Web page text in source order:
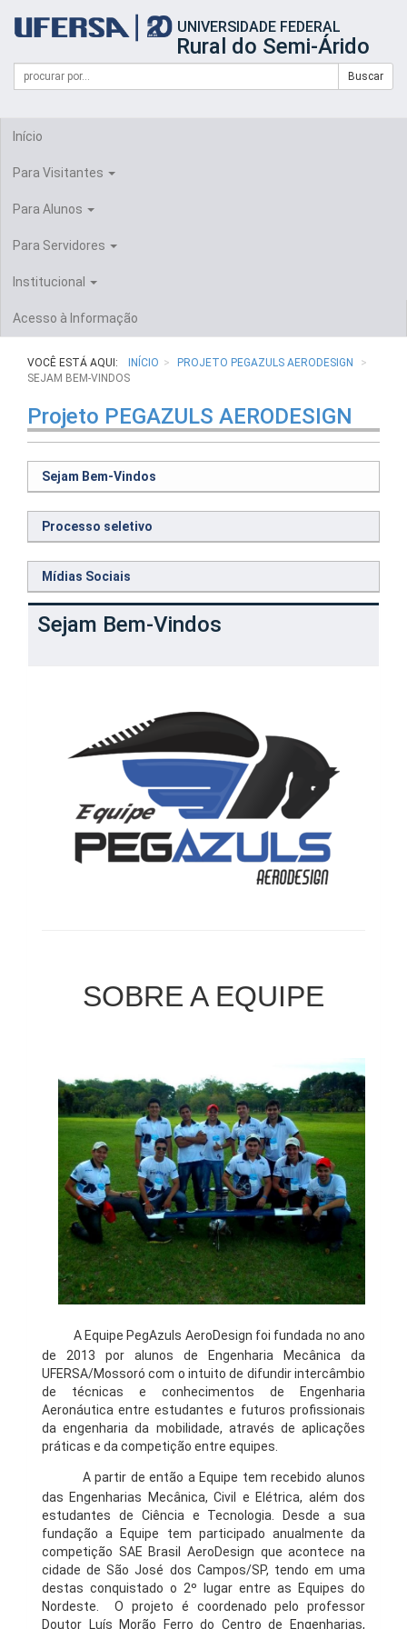
portal
UFERSA
UNIVERSIDADE FEDERAL
Rural do Semi-Árido
Formulário
Busca
Campo
de
Buscar
Início
Para Visitantes
Para Alunos
Para Servidores
Institucional
Acesso à Informação
VOCÊ ESTÁ AQUI: INÍCIO
PROJETO PEGAZULS AERODESIGN
SEJAM BEM-VINDOS
Projeto PEGAZULS AERODESIGN
Sejam Bem-Vindos
Processo seletivo
Mídias Sociais
Sejam Bem-Vindos
SOBRE A EQUIPE
A Equipe PegAzuls AeroDesign foi fundada no ano
de 2013 por alunos de Engenharia
Mecânica da
UFERSA/Mossoró com o intuito de difundir intercâmbio
de técnicas e conhecimentos de Engenharia
Aeronáutica entre estudantes e futuros profissionais
da engenharia da mobilidade, através de aplicações
práticas e da competição entre equipes.
A partir de então a Equipe tem recebido alunos
das Engenharias Mecânica, Civil e Elétrica, além dos
estudantes de Ciência e Tecnologia. Desde a sua
fundação a Equipe tem participado anualmente da
competição SAE Brasil AeroDesign que acontece na
cidade de São José dos Campos/SP, tendo em uma
destas conquistado o 2º lugar entre as Equipes do
Nordeste.O projeto é coordenado pelo professor
Doutor Luís Morão Ferro do Centro de Engenharias,